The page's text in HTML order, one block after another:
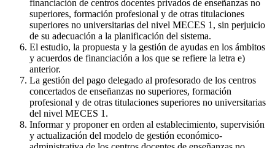
financiación de centros docentes privados de enseñanzas no
superiores, formación profesional y de otras titulaciones
superiores no universitarias del nivel MECES 1, sin perjuicio
de su adecuación a la planificación del sistema.
El estudio, la propuesta y la gestión de ayudas en los ámbitos
y acuerdos de financiación a los que se refiere la letra e)
anterior.
La gestión del pago delegado al profesorado de los centros
concertados de enseñanzas no superiores, formación
profesional y de otras titulaciones superiores no universitarias
del nivel MECES 1.
Informar y proponer en orden al establecimiento, supervisión
y actualización del modelo de gestión económico-